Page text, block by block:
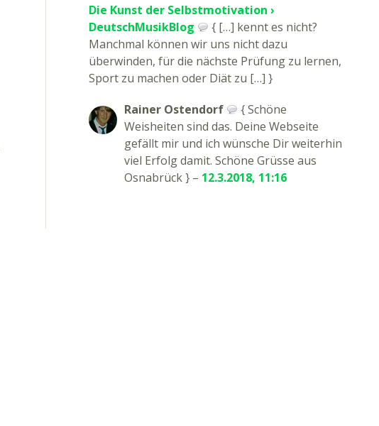
Die Kunst der Selbstmotivation ›
DeutschMusikBlog
{ […] kennt es nicht?
Manchmal können wir uns nicht dazu
überwinden, für die nächste Prüfung zu lernen,
Sport zu machen oder Diät zu […] }
Rainer Ostendorf
{ Schöne
Weisheiten sind das. Deine Webseite
gefällt mir und ich wünsche Dir weiterhin
viel Erfolg damit. Schöne Grüsse aus
Osnabrück } – 12.3.2018, 11:16